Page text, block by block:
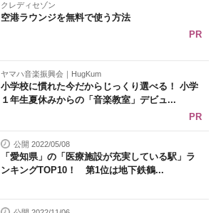
クレディセゾン
空港ラウンジを無料で使う方法
PR
ヤマハ音楽振興会｜HugKum
小学校に慣れた今だからじっくり選べる！ 小学
１年生夏休みからの「音楽教室」デビュ...
PR
公開 2022/05/08
「愛知県」の「医療施設が充実している駅」ラ
ンキングTOP10！ 第1位は地下鉄鶴...